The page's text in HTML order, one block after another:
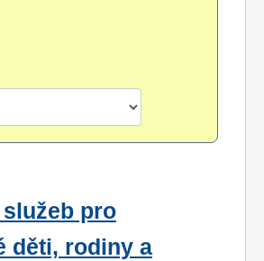
pro
děti, rodiny a